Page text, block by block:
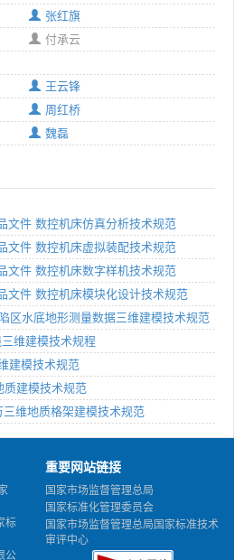
张红旗
付承云
王云锋
周红桥
魏磊
文件 数控机床仿真分析技术规范
文件 数控机床虚拟装配技术规范
文件 数控机床数字样机技术规范
文件 数控机床模块化设计技术规范
区水底地形测量数据三维建模技术规范
维建模技术规程
建模技术规范
质建模技术规范
维地质格架建模技术规范
标
公
重要网站链接
国家市场监督管理总局
国家标准化管理委员会
国家市场监督管理总局国家标准技术
审评中心